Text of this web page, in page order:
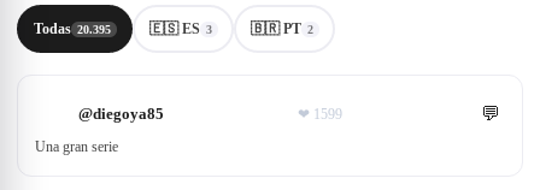
Todas 20.395 🇪🇸 ES 3 🇧🇷 PT 2
@diegoya85 ❤ 1599 💬
Una gran serie